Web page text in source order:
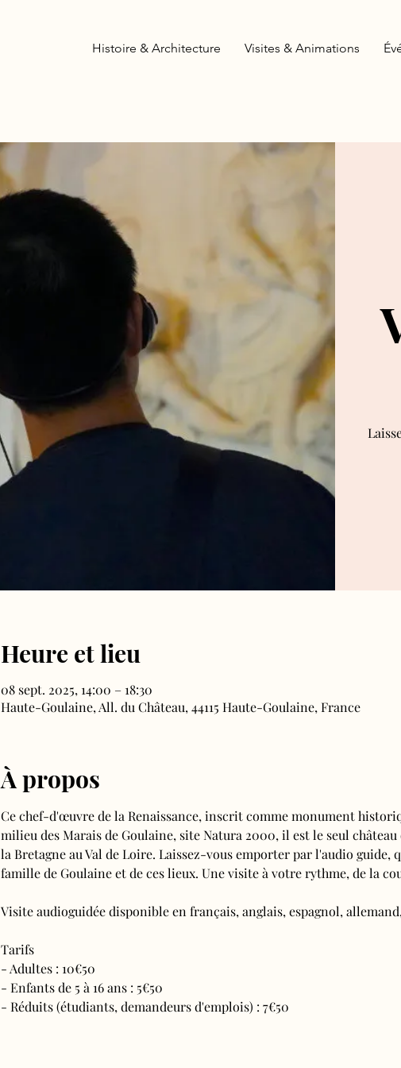
Histoire & Architecture Visites & Animations
Heure et lieu
08 sept. 2025, 14:00 – 18:30
Haute-Goulaine, All. du Château, 44115 Haute-Goulaine, France
À propos
Ce chef-d'œuvre de la Renaissance, inscrit comme monument
milieu des Marais de Goulaine, site Natura 2000, il est le seul
la Bretagne au Val de Loire. Laissez-vous emporter par l'audio
famille de Goulaine et de ces lieux. Une visite à votre rythme, de la
Visite audioguidée disponible en français, anglais, espagnol,
Tarifs
- Adultes : 10€50
- Enfants de 5 à 16 ans : 5€50
- Réduits (étudiants, demandeurs d'emplois) : 7€50